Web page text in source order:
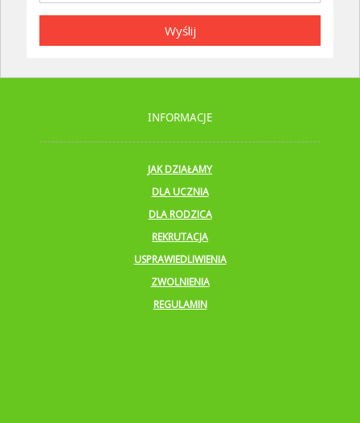
Wyślij
INFORMACJE
JAK DZIAŁAMY
DLA UCZNIA
DLA RODZICA
REKRUTACJA
USPRAWIEDLIWIENIA
ZWOLNIENIA
REGULAMIN